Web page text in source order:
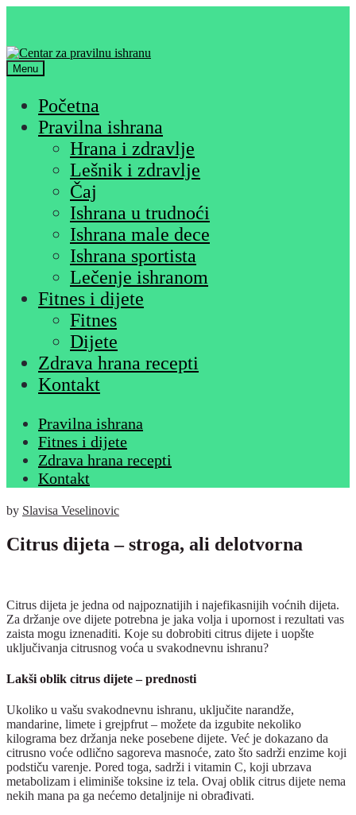
Menu
Početna
Pravilna ishrana
Hrana i zdravlje
Lešnik i zdravlje
Čaj
Ishrana u trudnoći
Ishrana male dece
Ishrana sportista
Lečenje ishranom
Fitnes i dijete
Fitnes
Dijete
Zdrava hrana recepti
Kontakt
Pravilna ishrana
Fitnes i dijete
Zdrava hrana recepti
Kontakt
by Slavisa Veselinovic
Citrus dijeta – stroga, ali delotvorna
Citrus dijeta je jedna od najpoznatijih i najefikasnijih voćnih dijeta.
Za držanje ove dijete potrebna je jaka volja i upornost i rezultati vas
zaista mogu iznenaditi. Koje su dobrobiti citrus dijete i uopšte
uključivanja citrusnog voća u svakodnevnu ishranu?
Lakši oblik citrus dijete – prednosti
Ukoliko u vašu svakodnevnu ishranu, uključite narandže,
mandarine, limete i grejpfrut – možete da izgubite nekoliko
kilograma bez držanja neke posebene dijete. Već je dokazano da
citrusno voće odlično sagoreva masnoće, zato što sadrži enzime koji
podstiču varenje. Pored toga, sadrži i vitamin C, koji ubrzava
metabolizam i eliminiše toksine iz tela. Ovaj oblik citrus dijete nema
nekih mana pa ga nećemo detaljnije ni obrađivati.